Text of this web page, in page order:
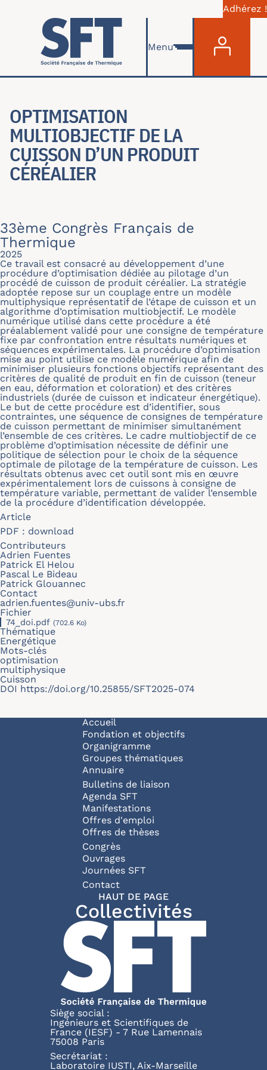
Aller au contenu principal
Adhérez !
Menu
OPTIMISATION
MULTIOBJECTIF DE LA
CUISSON D’UN PRODUIT
CÉRÉALIER
33ème Congrès Français de
Thermique
2025
Ce travail est consacré au développement d’une
procédure d’optimisation dédiée au pilotage d’un
procédé de cuisson de produit céréalier. La stratégie
adoptée repose sur un couplage entre un modèle
multiphysique représentatif de l’étape de cuisson et un
algorithme d’optimisation multiobjectif. Le modèle
numérique utilisé dans cette procédure a été
préalablement validé pour une consigne de température
fixe par confrontation entre résultats numériques et
séquences expérimentales. La procédure d’optimisation
mise au point utilise ce modèle numérique afin de
minimiser plusieurs fonctions objectifs représentant des
critères de qualité de produit en fin de cuisson (teneur
en eau, déformation et coloration) et des critères
industriels (durée de cuisson et indicateur énergétique).
Le but de cette procédure est d’identifier, sous
contraintes, une séquence de consignes de température
de cuisson permettant de minimiser simultanément
l’ensemble de ces critères. Le cadre multiobjectif de ce
problème d’optimisation nécessite de définir une
politique de sélection pour le choix de la séquence
optimale de pilotage de la température de cuisson. Les
résultats obtenus avec cet outil sont mis en œuvre
expérimentalement lors de cuissons à consigne de
température variable, permettant de valider l’ensemble
de la procédure d’identification développée.
Article
PDF : download
Contributeurs
Adrien Fuentes
Patrick El Helou
Pascal Le Bideau
Patrick Glouannec
Contact
adrien.fuentes@univ-ubs.fr
Fichier
74_doi.pdf (702.6 Ko)
Thématique
Energétique
Mots-clés
optimisation
multiphysique
Cuisson
DOI https://doi.org/10.25855/SFT2025-074
Navigation principale
Accueil
Fondation et objectifs
Organigramme
Groupes thématiques
Annuaire
Bulletins de liaison
Agenda SFT
Manifestations
Offres d'emploi
Offres de thèses
Congrès
Ouvrages
Journées SFT
Pied de page
Contact
HAUT DE PAGE
Collectivités
Siège social :
Ingénieurs et Scientifiques de
France (IESF) - 7 Rue Lamennais
75008 Paris
Secrétariat :
Laboratoire IUSTI, Aix-Marseille